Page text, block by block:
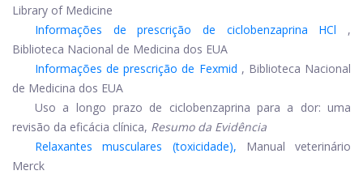
Library of Medicine
Informações de prescrição de ciclobenzaprina HCl
,
Biblioteca Nacional de Medicina dos EUA
Informações de prescrição de Fexmid , Biblioteca Nacional
de Medicina dos EUA
Uso a longo prazo de ciclobenzaprina para a dor: uma
revisão da eficácia clínica, Resumo da Evidência
Relaxantes musculares (toxicidade),
Manual veterinário
Merck